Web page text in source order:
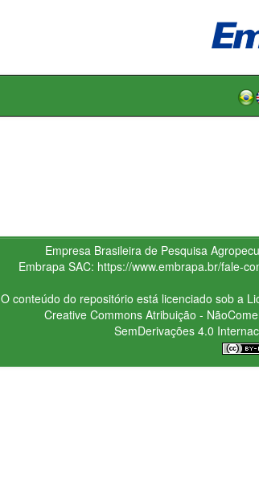
Empresa Brasileira de Pesquisa
Embrapa SAC: https://www.embrapa.br/fale-
O conteúdo do repositório está licenciado sob a
Creative CommonsAtribuição -
SemDerivações 4.0